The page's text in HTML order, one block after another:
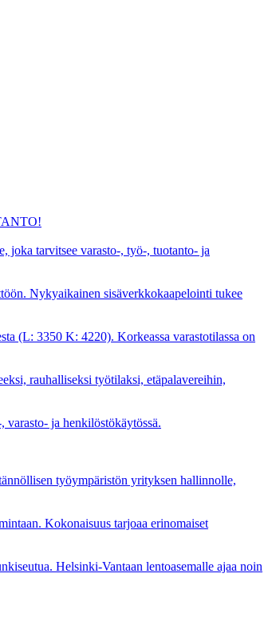
joka tarvitsee varasto-, työ-, tuotanto- ja
Nykyaikainen sisäverkkokaapelointi tukee
(L: 3350 K: 4220). Korkeassa varastotilassa on
rauhalliseksi työtilaksi, etäpalavereihin,
ja henkilöstökäytössä.
työympäristön yrityksen hallinnolle,
Kokonaisuus tarjoaa erinomaiset
Helsinki-Vantaan lentoasemalle ajaa noin